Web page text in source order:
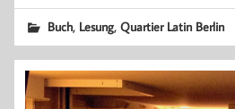
Buch, Lesung,Quartier Latin Berlin